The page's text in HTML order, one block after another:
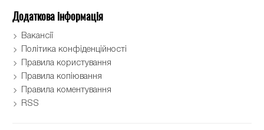
Додаткова інформація
Вакансії
Політика конфіденційності
Правила користування
Правила копіювання
Правила коментування
RSS